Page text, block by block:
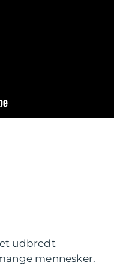
udbredt
mennesker.